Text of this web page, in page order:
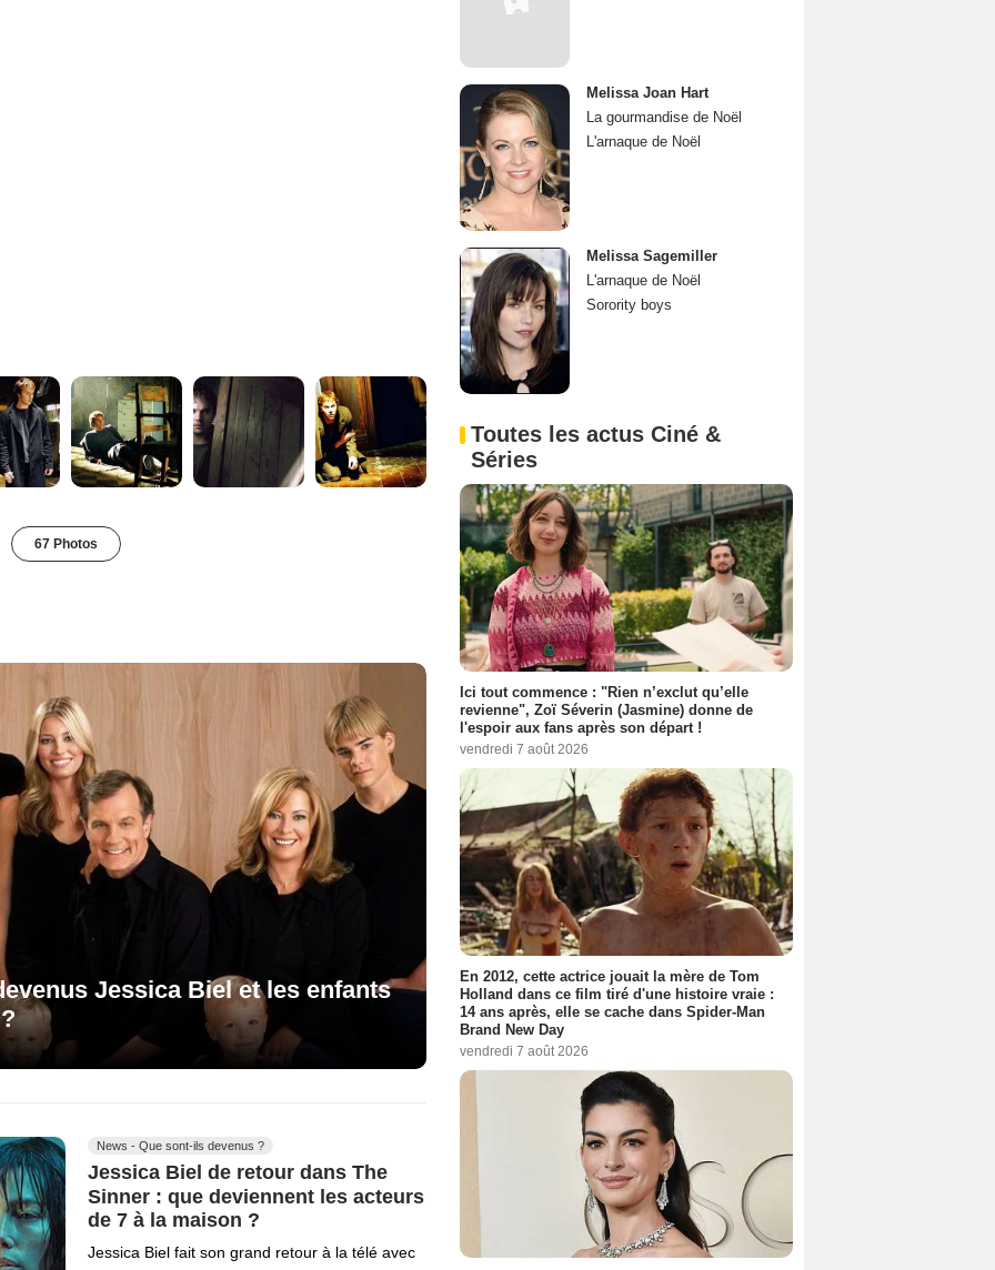
67 Photos
Jessica Biel et les enfants
News - Que sont-ils devenus ?
Jessica Biel de retour dans The
Sinner : que deviennent les acteurs
de 7 à la maison ?
Jessica Biel fait son grand retour à la télé avec
Melissa Joan Hart
La gourmandise de Noël
L'arnaque de Noël
Melissa Sagemiller
L'arnaque de Noël
Sorority boys
Toutes les actus Ciné &
Séries
Ici tout commence : "Rien n’exclut qu’elle
revienne", Zoï Séverin (Jasmine) donne de
l'espoir aux fans après son départ !
vendredi 7 août 2026
En 2012, cette actrice jouait la mère de Tom
Holland dans ce film tiré d'une histoire vraie :
14 ans après, elle se cache dans Spider-Man
Brand New Day
vendredi 7 août 2026